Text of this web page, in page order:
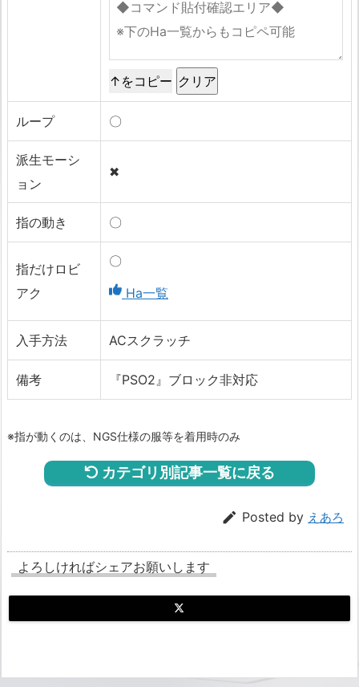
↑をコピー
ループ 〇
派生モーシ
ョン
✖
指の動き 〇
指だけロビ
アク
〇
Ha一覧
入手方法 ACスクラッチ
備考 『PSO2』ブロック非対応
※指が動くのは、NGS仕様の服等を着用時のみ
カテゴリ別記事一覧に戻る
 Posted by えあろ
よろしければシェアお願いします